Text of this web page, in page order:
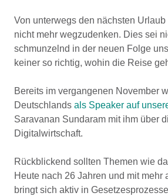
Von unterwegs den nächsten
nicht mehr wegzudenken. Dies sei
schmunzelnd in der neuen Folge
keiner so richtig, wohin die Reise
Bereits im vergangenen November
Deutschlands als Speaker auf
Saravanan Sundaram mit ihm über
Digitalwirtschaft.
Rückblickend sollten Themen wie
Heute nach 26 Jahren und mit
bringt sich aktiv in